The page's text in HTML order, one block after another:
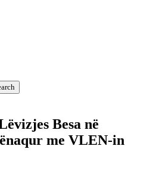
Besa në
me VLEN-in